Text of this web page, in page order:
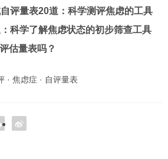
评量表20道：科学测评焦虑的工具
科学了解焦虑状态的初步筛查工具
估量表吗？
· 焦虑症 · 自评量表